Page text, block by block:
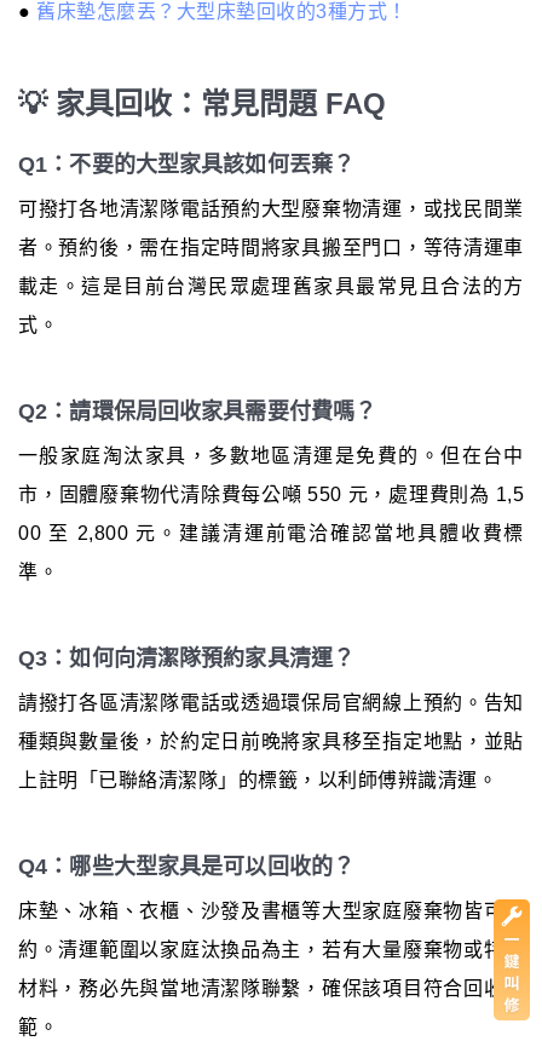
● 舊床墊怎麼丟？大型床墊回收的3種方式！
💡 家具回收：常見問題 FAQ
Q1：不要的大型家具該如何丟棄？
可撥打各地清潔隊電話預約大型廢棄物清運，或找民間業
者。預約後，需在指定時間將家具搬至門口，等待清運車
載走。這是目前台灣民眾處理舊家具最常見且合法的方
式。
Q2：請環保局回收家具需要付費嗎？
一般家庭淘汰家具，多數地區清運是免費的。但在台中
市，固體廢棄物代清除費每公噸 550 元，處理費則為 1,5
00 至 2,800 元。建議清運前電洽確認當地具體收費標
準。
Q3：如何向清潔隊預約家具清運？
請撥打各區清潔隊電話或透過環保局官網線上預約。告知
種類與數量後，於約定日前晚將家具移至指定地點，並貼
上註明「已聯絡清潔隊」的標籤，以利師傅辨識清運。
Q4：哪些大型家具是可以回收的？
床墊、冰箱、衣櫃、沙發及書櫃等大型家庭廢棄物皆可預
約。清運範圍以家庭汰換品為主，若有大量廢棄物或特殊
材料，務必先與當地清潔隊聯繫，確保該項目符合回收規
範。